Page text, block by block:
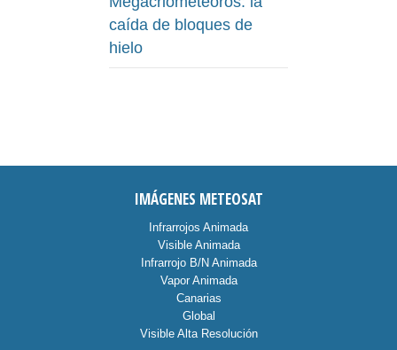
caída de bloques de
hielo
IMÁGENES METEOSAT
Infrarrojos Animada
Visible Animada
Infrarrojo B/N Animada
Vapor Animada
Canarias
Global
Visible Alta Resolución